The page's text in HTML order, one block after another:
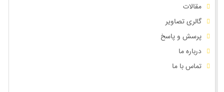
مقالات
گالری تصاویر
پرسش و پاسخ
درباره ما
تماس با ما